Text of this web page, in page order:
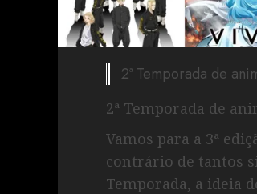
2ª Temporada de
2ª Temporada de
Vamos para a 3ª
contrário de tantos
Temporada, a ideia